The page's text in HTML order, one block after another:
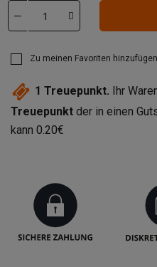
Zu meinen Favoriten hinzufügen
1 Treuepunkt. Ihr
Treuepunkt der in einen
kann 0.20€